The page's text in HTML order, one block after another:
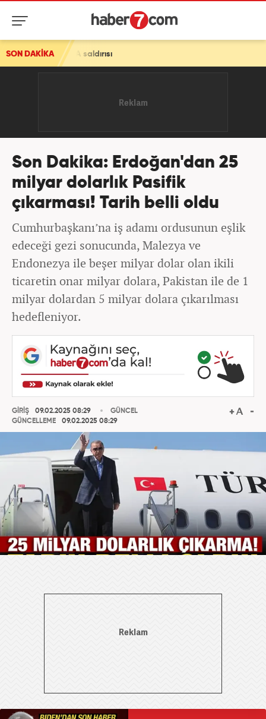
SON DAKİKA
Son Dakika: Erdoğan'dan 25
milyar dolarlık Pasifik
çıkarması! Tarih belli oldu
Cumhurbaşkanı’na iş adamı ordusunun eşlik
edeceği gezi sonucunda, Malezya ve
Endonezya ile beşer milyar dolar olan ikili
ticaretin onar milyar dolara, Pakistan ile de 1
milyar dolardan 5 milyar dolara çıkarılması
hedefleniyor.
GİRİŞ
09.02.2025 08:29
GÜNCELLEME
09.02.2025 08:29
GÜNCEL